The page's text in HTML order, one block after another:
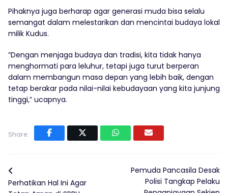
Pihaknya juga berharap agar generasi muda bisa selalu
semangat dalam melestarikan dan mencintai budaya lokal
milik Kudus.
”Dengan menjaga budaya dan tradisi, kita tidak hanya
menghormati para leluhur, tetapi juga turut berperan
dalam membangun masa depan yang lebih baik, dengan
tetap berakar pada nilai-nilai kebudayaan yang kita junjung
tinggi,” ucapnya.
Share:
Perhatikan Hal Ini Agar
Pemuda Pancasila Desak
Polisi Tangkap Pelaku